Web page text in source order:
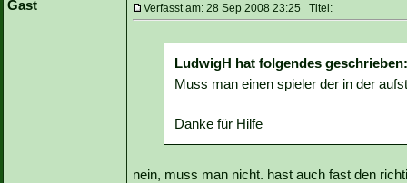
Gast
Verfasst am: 28 Sep 2008 23:25 Titel:
LudwigH hat folgendes geschrieben:
Muss man einen spieler der in der
Danke für Hilfe
nein, muss man nicht. hast auch fast den